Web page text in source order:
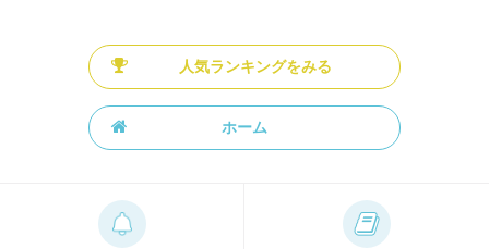
人気ランキングをみる
ホーム